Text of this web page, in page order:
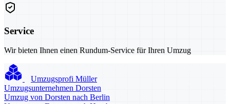
Service
Wir bieten Ihnen einen Rundum-Service für Ihren Umzug
Umzugsprofi Müller
Umzugsunternehmen Dorsten
Umzug von Dorsten nach Berlin